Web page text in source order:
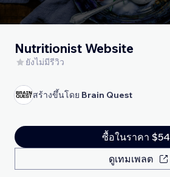
Nutritionist Website
ยังไม่มีรีวิว
สร้างขึ้นโดย Brain Quest
ซื้อในราคา $54
ดูเทมเพลต